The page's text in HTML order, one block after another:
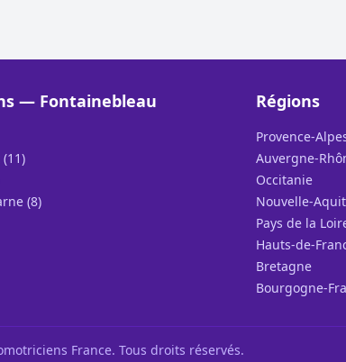
— Fontainebleau
(8)
Régions
Provence-
Auvergne-
Occitanie
Nouvelle-
Pays de la
Hauts-de-
Bretagne
Bourgogne-
France. Tous droits réservés.